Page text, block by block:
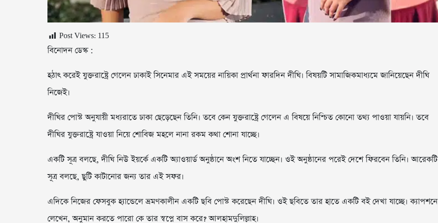
Post Views: 115
বিনোদন ডেস্ক :
হঠাৎ করেই যুক্তরাষ্ট্রে গেলেন ঢাকাই সিনেমার এই সময়ের নায়িকা প্রার্থনা ফারদিন দীঘি। বিষয়টি সামাজিকমাধ্যমে জানিয়েছেন দীঘি
নিজেই।
দীঘির পোস্ট অনুযায়ী মধ্যরাতে ঢাকা ছেড়েছেন তিনি। তবে কেন যুক্তরাষ্ট্রে গেলেন এ বিষয়ে নিশ্চিত কোনো তথ্য পাওয়া যায়নি। তবে
দীঘির যুক্তরাষ্ট্রে যাওয়া নিয়ে শোবিজ মহলে নানা রকম কথা শোনা যাচ্ছে।
একটি সূত্র বলছে, দীঘি নিউ ইয়র্কে একটি অ্যাওয়ার্ড অনুষ্ঠানে অংশ নিতে যাচ্ছেন। ওই অনুষ্ঠানের পরেই দেশে ফিরবেন তিনি। আরেকটি
সূত্র বলছে, ছুটি কাটানোর জন্য তার এই সফর।
এদিকে নিজের ফেসবুক হ্যান্ডেলে ভ্রমণকালীন একটি ছবি পোস্ট করেছেন দীঘি। ওই ছবিতে তার হাতে একটি বই দেখা যাচ্ছে। ক্যাপশনে
লেখেন, অনুমান করতে পারো কে তার স্বপ্নে বাস করে? আলহামদুলিল্লাহ।